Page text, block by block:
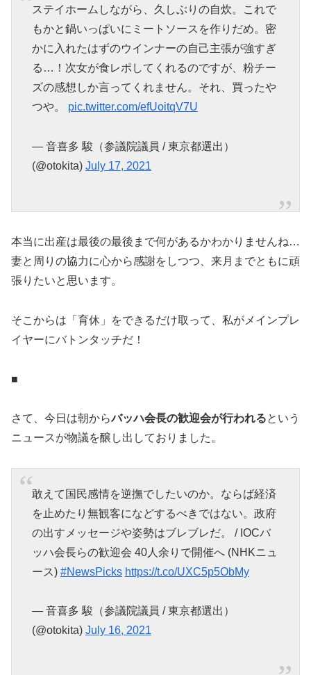
ステイホームしながら、久しぶりの自炊。これで
もかと鍋いっぱいにミートソースを作りだめ。密
かに入れたはずのウインナーの自己主張が強すぎ
る…！次女が食レポしてくれるのですが、粉チー
ズの感想しか言ってくれません。それ、買ったや
つや。 pic.twitter.com/efUoitqV7U
— 音喜多 駿（参議院議員 / 東京都選出）
(@otokita) July 17, 2021
本当に出産は最後の最後まで何があるかわかりませんね…
妻と周りの協力に心から感謝をしつつ、来月までともに頑
張りたいと思います。
そこからは「育休」をできるだけ取って、私がメインプレ
イヤーにバトンタッチだ！
■
さて、今日は朝からバッハ会長の歓迎会が行われるという
ニュースが物議を醸し出しておりました。
敢えて国民感情を逆撫でしたいのか。ならば経済
を止めたり無観客になどするべきではない。政府
の出すメッセージや姿勢はブレブレだ。 / IOCバ
ッハ会長らの歓迎会 40人余りで開催へ (NHKニュ
ース) #NewsPicks https://t.co/UXC5p5ObMy
— 音喜多 駿（参議院議員 / 東京都選出）
(@otokita) July 16, 2021